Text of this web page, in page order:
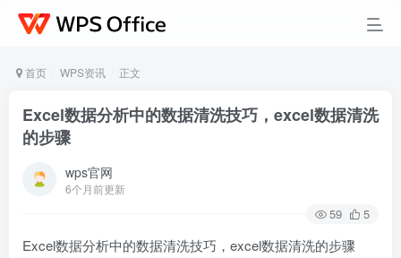
首页 WPS资讯 正文
Excel数据分析中的数据清洗技巧，excel数据清洗
的步骤
wps官网
6个月前更新
59 5
Excel数据分析中的数据清洗技巧，excel数据清洗的步骤